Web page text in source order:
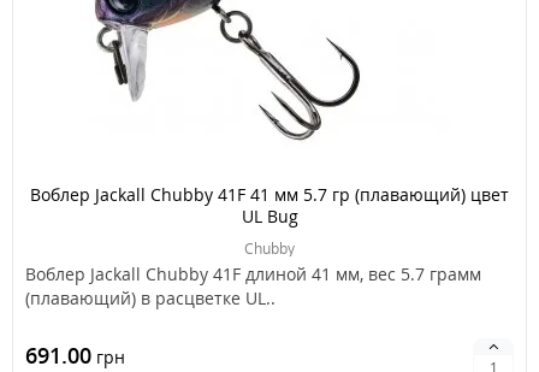
Воблер Jackall Chubby 41F 41 мм 5.7 гр (плавающий) цвет
UL Bug
Chubby
Воблер Jackall Chubby 41F длиной 41 мм, вес 5.7 грамм
(плавающий) в расцветке UL..
691.00 грн